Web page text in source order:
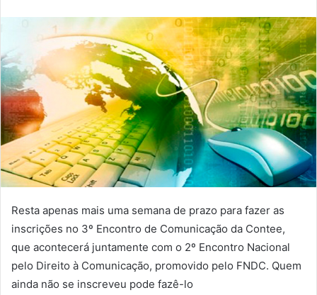
Resta apenas mais uma semana de prazo para fazer as
inscrições no 3º Encontro de Comunicação da Contee,
que acontecerá juntamente com o 2º Encontro Nacional
pelo Direito à Comunicação, promovido pelo FNDC. Quem
ainda não se inscreveu pode fazê-lo